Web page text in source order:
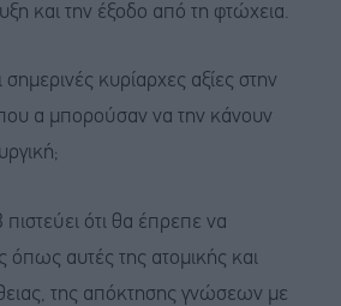
και την έξοδο από τη φτώχεια.
σημερινές κυρίαρχες αξίες στην
α μπορούσαν να την κάνουν
ότι θα έπρεπε να
όπως αυτές της ατομικής και
της απόκτησης γνώσεων με